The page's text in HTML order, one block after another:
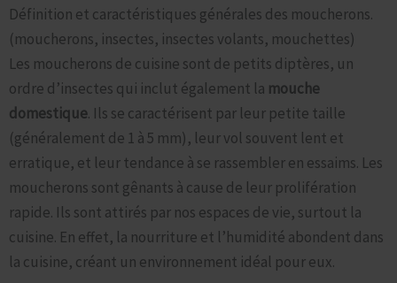
Définition et caractéristiques générales des moucherons.
(moucherons, insectes, insectes volants, mouchettes)
Les moucherons de cuisine sont de petits diptères, un
ordre d’insectes qui inclut également la mouche
domestique. Ils se caractérisent par leur petite taille
(généralement de 1 à 5 mm), leur vol souvent lent et
erratique, et leur tendance à se rassembler en essaims. Les
moucherons sont gênants à cause de leur prolifération
rapide. Ils sont attirés par nos espaces de vie, surtout la
cuisine. En effet, la nourriture et l’humidité abondent dans
la cuisine, créant un environnement idéal pour eux.